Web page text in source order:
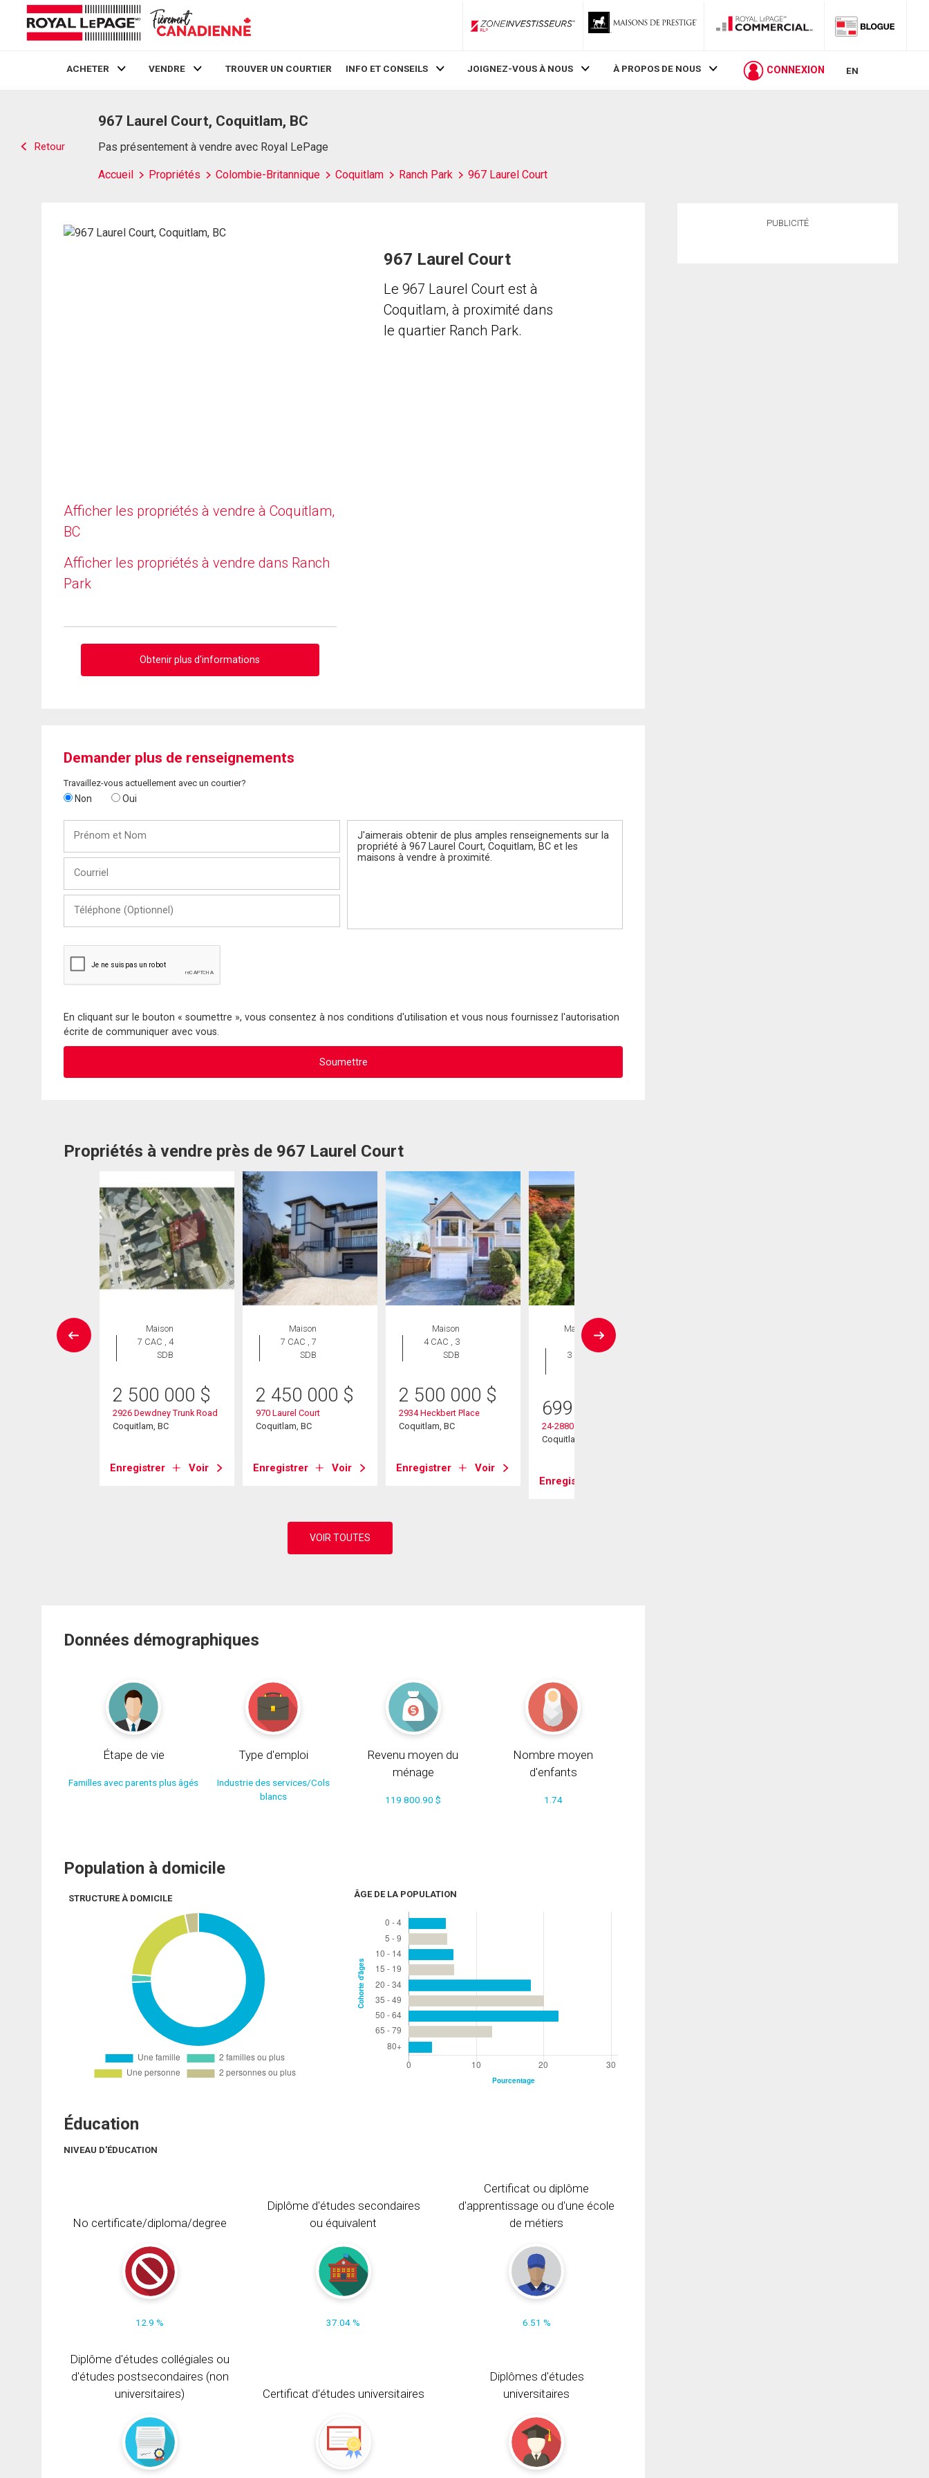
ZoneInvestisseurs RLP
ACHETER VENDRE TROUVER UN COURTIER INFO ET CONSEILS JOIGNEZ-VOUS À NOUS À PROPOS DE NOUS CONNEXION EN
Retour
967 Laurel Court, Coquitlam, BC
Pas présentement à vendre avec Royal LePage
Accueil Propriétés Colombie-Britannique Coquitlam Ranch Park 967 Laurel Court
Afficher les propriétés à vendre à Coquitlam,
BC
Afficher les propriétés à vendre dans Ranch
Park
Obtenir plus d'informations
967 Laurel Court
Le 967 Laurel Court est à
Coquitlam, à proximité dans
le quartier Ranch Park.
Demander plus de renseignements
Travaillez-vous actuellement avec un courtier?
Non Oui
Nom
(Optionnel)
En cliquant sur le bouton « soumettre », vous consentez à nos conditions d'utilisation et vous nous fournissez l'autorisation
écrite de communiquer avec vous.
Propriétés à vendre près de 967 Laurel Court
Maison
7 CAC , 4
SDB
2 500 000 $
2926 Dewdney Trunk Road
Coquitlam, BC
Enregistrer Voir
Maison
7 CAC , 7
SDB
2 450 000 $
970 Laurel Court
Coquitlam, BC
Enregistrer Voir
Maison
4 CAC , 3
SDB
2 500 000 $
2934 Heckbert Place
Coquitlam, BC
Enregistrer Voir
Maison en
rangée
3 CAC , 2
699 000
24-2880 Dacre Avenue
Coquitlam, BC
Enregistrer
Données démographiques
Étape de vie
Familles avec parents plus âgés
Type d'emploi
Industrie des services/Cols
blancs
Revenu moyen du
ménage
119 800.90 $
Nombre moyen
d'enfants
1.74
Population à domicile
STRUCTURE À DOMICILE ÂGE DE LA POPULATION
Éducation
NIVEAU D'ÉDUCATION
No certificate/diploma/degree
12.9 %
Diplôme d'études secondaires
ou équivalent
37.04 %
Certificat ou diplôme
d'apprentissage ou d'une école
de métiers
6.51 %
Diplôme d'études collégiales ou
d'études postsecondaires (non
universitaires)
Certificat d'études universitaires
Diplômes d'études
universitaires
PUBLICITÉ